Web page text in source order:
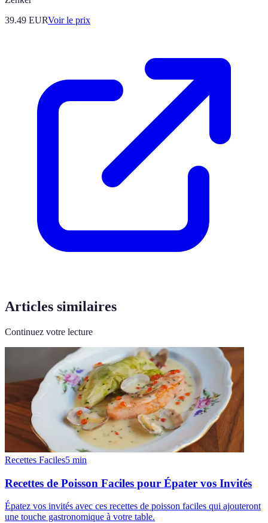
39.49 EURVoir le prix
Articles similaires
Continuez votre lecture
Recettes Faciles5 min
Recettes de Poisson Faciles pour Épater vos Invités
Épatez vos invités avec ces recettes de poisson faciles qui ajouteront
une touche gastronomique à votre table.